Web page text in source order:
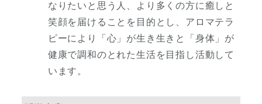
なりたいと思う人、より多くの方に癒しと
笑顔を届けることを目的とし、アロマテラ
ピーにより「心」が生き生きと「身体」が
健康で調和のとれた生活を目指し活動して
います。